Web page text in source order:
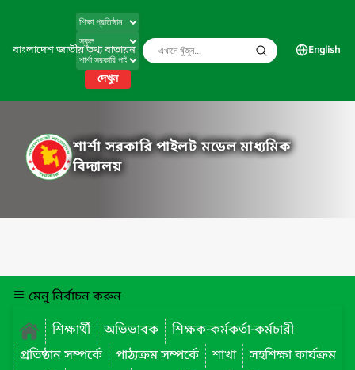
বাংলাদেশ জাতীয় তথ্য বাতায়ন
দেখুন
English
শার্শা সরকারি পাইলট মডেল মাধ্যমিক
বিদ্যালয়
মেনু নির্বাচন করুন
শিক্ষার্থী
অভিভাবক
শিক্ষক-কর্মকর্তা-কর্মচারী
প্রতিষ্ঠান সম্পর্কে
পাঠ্যক্রম সম্পর্কে শাখা
সহশিক্ষা কার্যক্রম